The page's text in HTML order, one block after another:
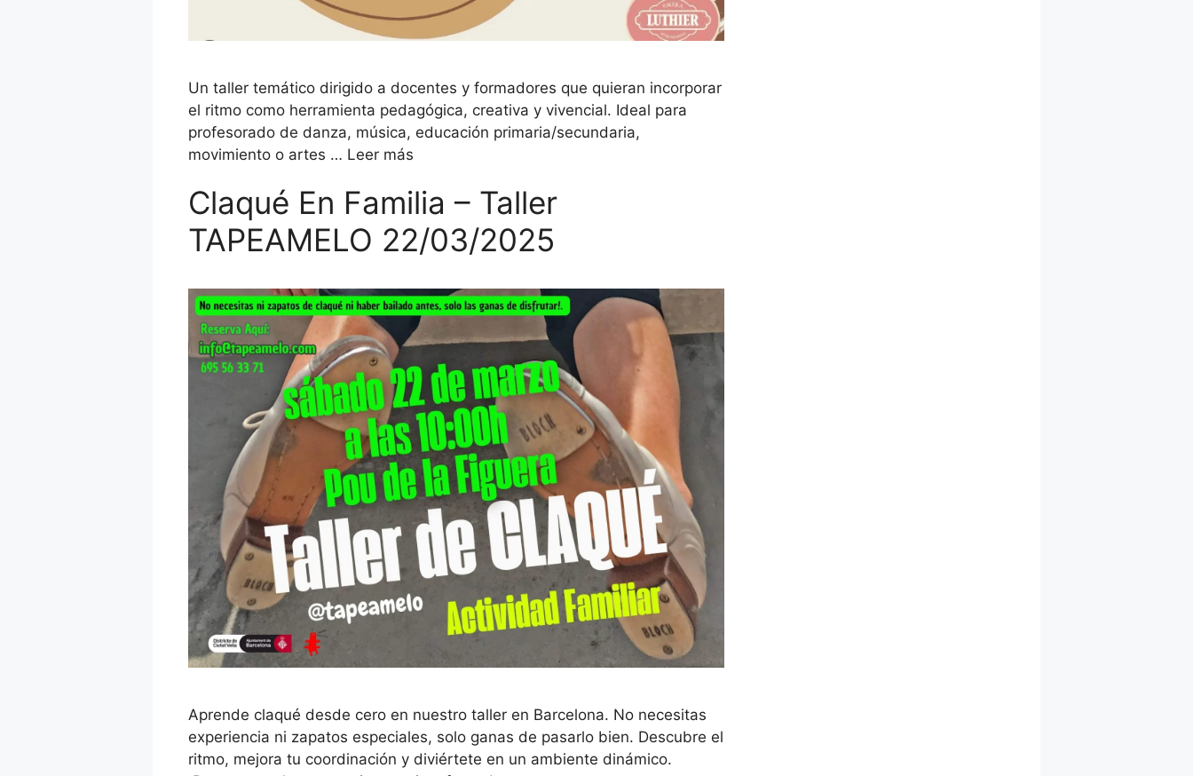
Un taller temático dirigido a docentes y formadores que quieran incorporar
el ritmo como herramienta pedagógica, creativa y vivencial. Ideal para
profesorado de danza, música, educación primaria/secundaria,
movimiento o artes … Leer más
Claqué En Familia – Taller
TAPEAMELO 22/03/2025
Aprende claqué desde cero en nuestro taller en Barcelona. No necesitas
experiencia ni zapatos especiales, solo ganas de pasarlo bien. Descubre el
ritmo, mejora tu coordinación y diviértete en un ambiente dinámico.